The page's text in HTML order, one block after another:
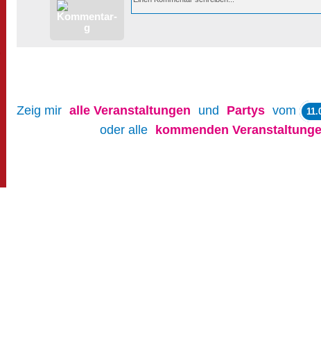
Zeig mir alle Veranstaltungen und Partys vom
oder alle
kommenden